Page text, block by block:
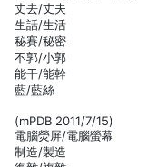
丈去/丈夫
生話/生活
秘賽/秘密
不郭/小郭
能干/能幹
藍/藍絲
(mPDB 2011/7/15)
電腦熒屏/電腦螢幕
制造/製造